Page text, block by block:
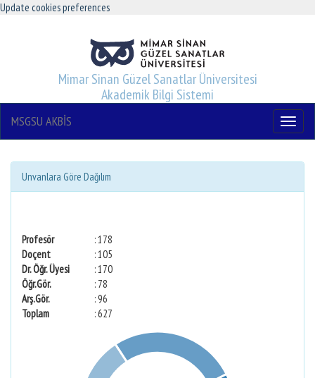
Update cookies preferences
Mimar Sinan Güzel Sanatlar Üniversitesi
Akademik Bilgi Sistemi
Menu
MSGSU AKBİS
Unvanlara Göre Dağılım
Profesör
: 178
Doçent
: 105
Dr. Öğr. Üyesi
: 170
Öğr.Gör.
: 78
Arş.Gör.
: 96
Toplam
: 627